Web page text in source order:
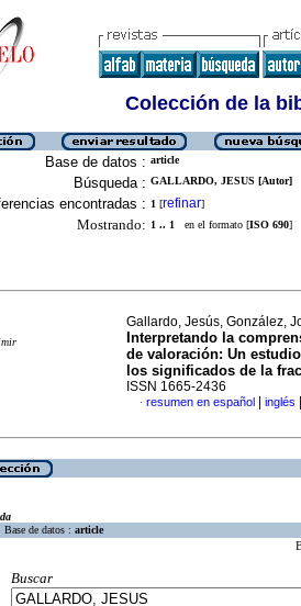
Colección de la
Base de datos : article
Búsqueda : GALLARDO, JESUS [Autor]
encontradas : 1 [refinar]
Mostrando: 1 .. 1 en el formato [ISO 690]
Gallardo, Jesús, González,
Interpretando la
de valoración: Un
los significados de la
ISSN 1665-2436
· resumen en español inglés
Base de datos : article
Buscar